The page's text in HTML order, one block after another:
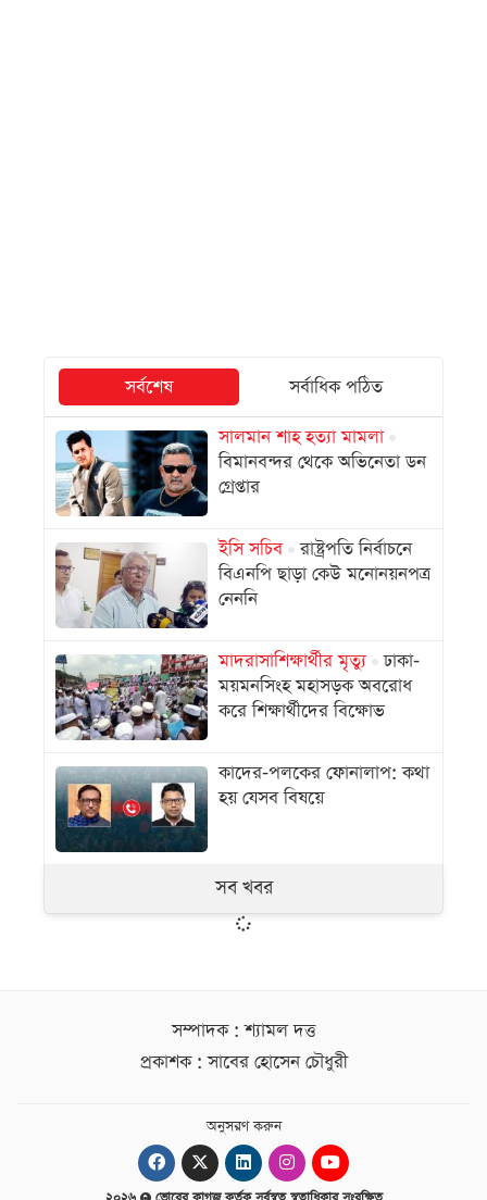
সর্বশেষ
সর্বাধিক পঠিত
সালমান শাহ হত্যা মামলা
বিমানবন্দর থেকে অভিনেতা ডন
গ্রেপ্তার
ইসি সচিব
রাষ্ট্রপতি নির্বাচনে
বিএনপি ছাড়া কেউ মনোনয়নপত্র
নেননি
মাদরাসাশিক্ষার্থীর মৃত্যু
ঢাকা-
ময়মনসিংহ মহাসড়ক অবরোধ
করে শিক্ষার্থীদের বিক্ষোভ
কাদের-পলকের ফোনালাপ: কথা
হয় যেসব বিষয়ে
সব খবর
সম্পাদক : শ্যামল দত্ত
প্রকাশক : সাবের হোসেন চৌধুরী
অনুসরণ করুন